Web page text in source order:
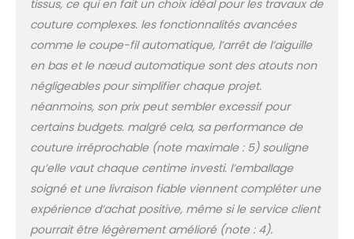
pour coudre des
boutonnières parfaites. Ils
peuvent être répétés aussi
souvent que nécessaire.
Rapide et facile à enfiler :
codage couleur des aides
à l'enfilage. Coupe-fil : le fil
supérieur et inférieur sont
coupés simultanément par
simple pression d'un
bouton. Enfile-aiguille :
l'enfilage sans effort
signifie que vous pouvez
commencer à coudre de
tissus, ce qui en fait un choix idéal pour les travaux de
couture complexes. les fonctionnalités avancées
comme le coupe-fil automatique, l’arrêt de l’aiguille
en bas et le nœud automatique sont des atouts non
négligeables pour simplifier chaque projet.
néanmoins, son prix peut sembler excessif pour
certains budgets. malgré cela, sa performance de
couture irréprochable (note maximale : 5) souligne
qu’elle vaut chaque centime investi. l’emballage
soigné et une livraison fiable viennent compléter une
expérience d’achat positive, même si le service client
pourrait être légèrement amélioré (note : 4).